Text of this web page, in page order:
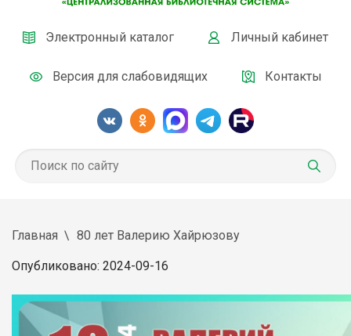
Электронный каталог Личный кабинет
Версия для слабовидящих Контакты
Главная 80 лет Валерию Хайрюзову
Опубликовано: 2024-09-16